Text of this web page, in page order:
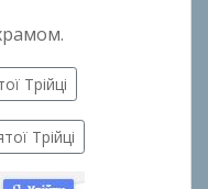
Трійці
Трійці